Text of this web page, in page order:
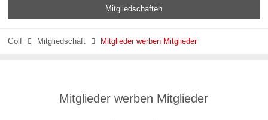
Mitgliedschaften
Golf  Mitgliedschaft  Mitglieder werben Mitglieder
Mitglieder werben Mitglieder